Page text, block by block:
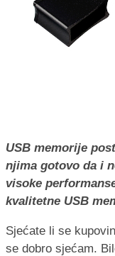
USB memorije
njima gotovo da i
visoke
kvalitetne USB
Sjećate li se
se dobro sjećam.